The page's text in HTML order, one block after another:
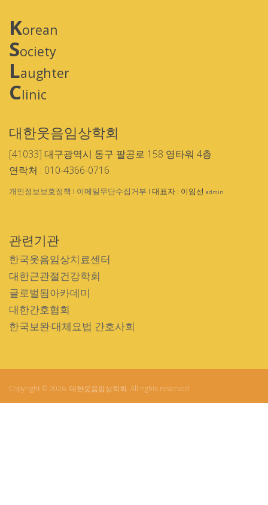
Korean
Society
Laughter
Clinic
대한웃음임상학회
[41033] 대구광역시 동구 팔공로 158 영타워 4층
연락처 : 010-4366-0716
개인정보보호정책 I 이메일무단수집거부 I 대표자 : 이임선 admin
관련기관
한국웃음임상치료센터
대한근관절건강학회
글로벌됨아카데미
대한간호협회
한국보완·대체요법 간호사회
Copyright © 2026. 대한웃음임상학회. All rights reserved